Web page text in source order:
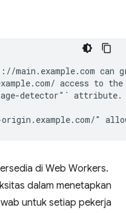
main.example.com can
access to
detector"` attribute.
di Web Workers.
dalam menetapkan
untuk setiap pekerja